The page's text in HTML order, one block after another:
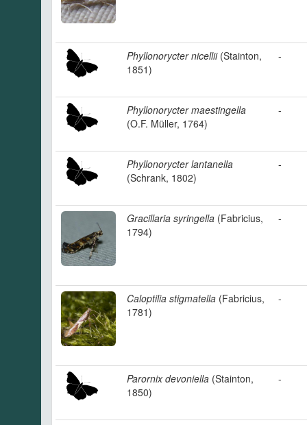
Phyllonorycter nicellii(Stainton,
1851)
-
Phyllonorycter maestingella
(O.F. Müller, 1764)
-
Phyllonorycter lantanella
(Schrank, 1802)
-
Gracillaria syringella (Fabricius,
1794)
-
Caloptilia stigmatella (Fabricius,
1781)
-
Parornix devoniella (Stainton,
1850)
-